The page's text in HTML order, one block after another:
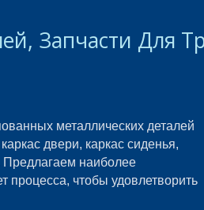
Запчасти Для
металлических деталей
двери, каркас сиденья,
Предлагаем наиболее
процесса, чтобы удовлетворить